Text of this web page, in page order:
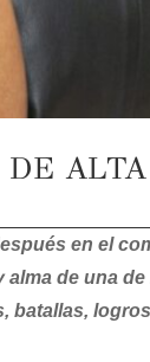
ALTA
en el
de una de
batallas,